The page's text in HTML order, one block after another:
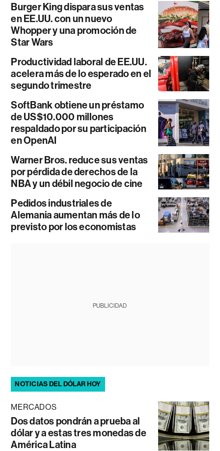
Burger King dispara sus ventas
en EE.UU. con un nuevo
Whopper y una promoción de
Star Wars
Productividad laboral de EE.UU.
acelera más de lo esperado en el
segundo trimestre
SoftBank obtiene un préstamo
de US$10.000 millones
respaldado por su participación
en OpenAI
Warner Bros. reduce sus ventas
por pérdida de derechos de la
NBA y un débil negocio de cine
Pedidos industriales de
Alemania aumentan más de lo
previsto por los economistas
PUBLICIDAD
NOTICIAS DEL DÓLAR HOY
MERCADOS
Dos datos pondrán a prueba al
dólar y a estas tres monedas de
América Latina